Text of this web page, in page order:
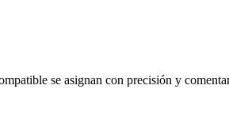
se asignan con precisión y